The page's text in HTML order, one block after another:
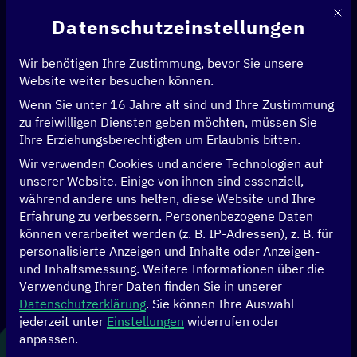
Startseite > News & Artikel > 5 Fragen an… Joan Kinyua
DATEN MENSCHENRECHTE WIRTSCHAFT
5 Fragen an… Joan
Kinyua
21.05.2025
Mit
Datenschutzeinstellungen
Wir benötigen Ihre Zustimmung, bevor Sie unsere
Website weiter besuchen können.
Wenn Sie unter 16 Jahre alt sind und Ihre Zustimmung
zu freiwilligen Diensten geben möchten, müssen Sie
Ihre Erziehungsberechtigten um Erlaubnis bitten.
Wir verwenden Cookies und andere Technologien auf
unserer Website. Einige von ihnen sind essenziell,
während andere uns helfen, diese Website und Ihre
Erfahrung zu verbessern. Personenbezogene Daten
können verarbeitet werden (z. B. IP-Adressen), z. B. für
personalisierte Anzeigen und Inhalte oder Anzeigen-
und Inhaltsmessung. Weitere Informationen über die
Verwendung Ihrer Daten finden Sie in unserer
Datenschutzerklärung. Sie können Ihre Auswahl
jederzeit unter Einstellungen widerrufen oder
anpassen.